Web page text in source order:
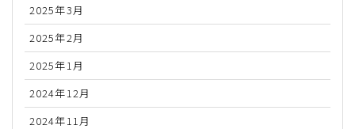
2025年3月
2025年2月
2025年1月
2024年12月
2024年11月